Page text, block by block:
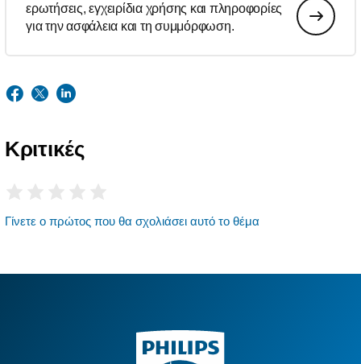
ερωτήσεις, εγχειρίδια χρήσης και πληροφορίες
για την ασφάλεια και τη συμμόρφωση.
Κριτικές
Γίνετε ο πρώτος που θα σχολιάσει αυτό το θέμα